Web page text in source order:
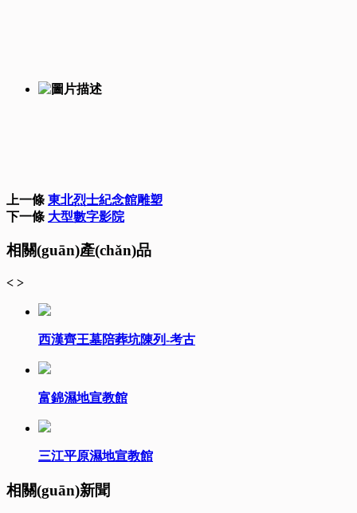
上一條 東北烈士紀念館雕塑
下一條 大型數字影院
相關(guān)產(chǎn)品
< >
西漢齊王墓陪葬坑陳列-考古
富錦濕地宣教館
三江平原濕地宣教館
相關(guān)新聞